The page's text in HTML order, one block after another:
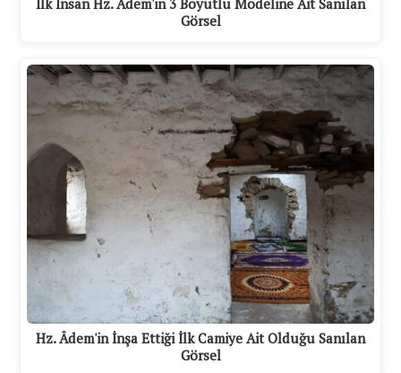
İlk İnsan Hz. Âdem'in 3 Boyutlu Modeline Ait Sanılan
Görsel
Hz. Âdem'in İnşa Ettiği İlk Camiye Ait Olduğu Sanılan
Görsel